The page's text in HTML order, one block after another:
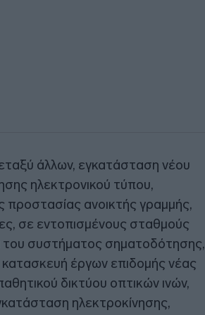
άλλων, εγκατάσταση νέου
ηλεκτρονικού τύπου,
προστασίας ανοικτής γραμμής,
σε εντοπισμένους σταθμούς
του συστήματος σηματοδότησης,
έργων επιδομής νέας
δικτύου οπτικών ινών,
ηλεκτροκίνησης,